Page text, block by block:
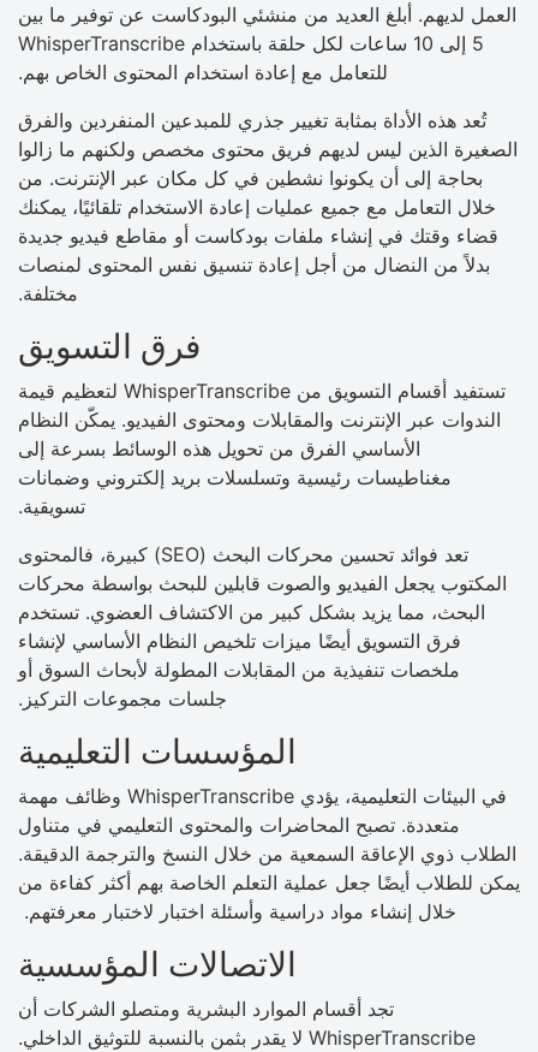
العمل لديهم. أبلغ العديد من منشئي البودكاست عن توفير ما بين
5 إلى 10 ساعات لكل حلقة باستخدام WhisperTranscribe
للتعامل مع إعادة استخدام المحتوى الخاص بهم.
تُعد هذه الأداة بمثابة تغيير جذري للمبدعين المنفردين والفرق
الصغيرة الذين ليس لديهم فريق محتوى مخصص ولكنهم ما زالوا
بحاجة إلى أن يكونوا نشطين في كل مكان عبر الإنترنت. من
خلال التعامل مع جميع عمليات إعادة الاستخدام تلقائيًا، يمكنك
قضاء وقتك في إنشاء ملفات بودكاست أو مقاطع فيديو جديدة
بدلاً من النضال من أجل إعادة تنسيق نفس المحتوى لمنصات
مختلفة.
فرق التسويق
تستفيد أقسام التسويق من WhisperTranscribe لتعظيم قيمة
الندوات عبر الإنترنت والمقابلات ومحتوى الفيديو. يمكّن النظام
الأساسي الفرق من تحويل هذه الوسائط بسرعة إلى
مغناطيسات رئيسية وتسلسلات بريد إلكتروني وضمانات
تسويقية.
تعد فوائد تحسين محركات البحث (SEO) كبيرة، فالمحتوى
المكتوب يجعل الفيديو والصوت قابلين للبحث بواسطة محركات
البحث، مما يزيد بشكل كبير من الاكتشاف العضوي. تستخدم
فرق التسويق أيضًا ميزات تلخيص النظام الأساسي لإنشاء
ملخصات تنفيذية من المقابلات المطولة لأبحاث السوق أو
جلسات مجموعات التركيز.
المؤسسات التعليمية
في البيئات التعليمية، يؤدي WhisperTranscribe وظائف مهمة
متعددة. تصبح المحاضرات والمحتوى التعليمي في متناول
الطلاب ذوي الإعاقة السمعية من خلال النسخ والترجمة الدقيقة.
يمكن للطلاب أيضًا جعل عملية التعلم الخاصة بهم أكثر كفاءة من
خلال إنشاء مواد دراسية وأسئلة اختبار لاختبار معرفتهم.
الاتصالات المؤسسية
تجد أقسام الموارد البشرية ومتصلو الشركات أن
WhisperTranscribe لا يقدر بثمن بالنسبة للتوثيق الداخلي.